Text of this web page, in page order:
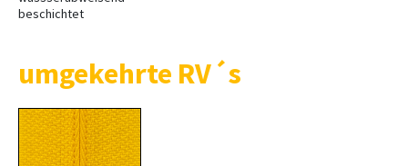
beschichtet
umgekehrte RV´s